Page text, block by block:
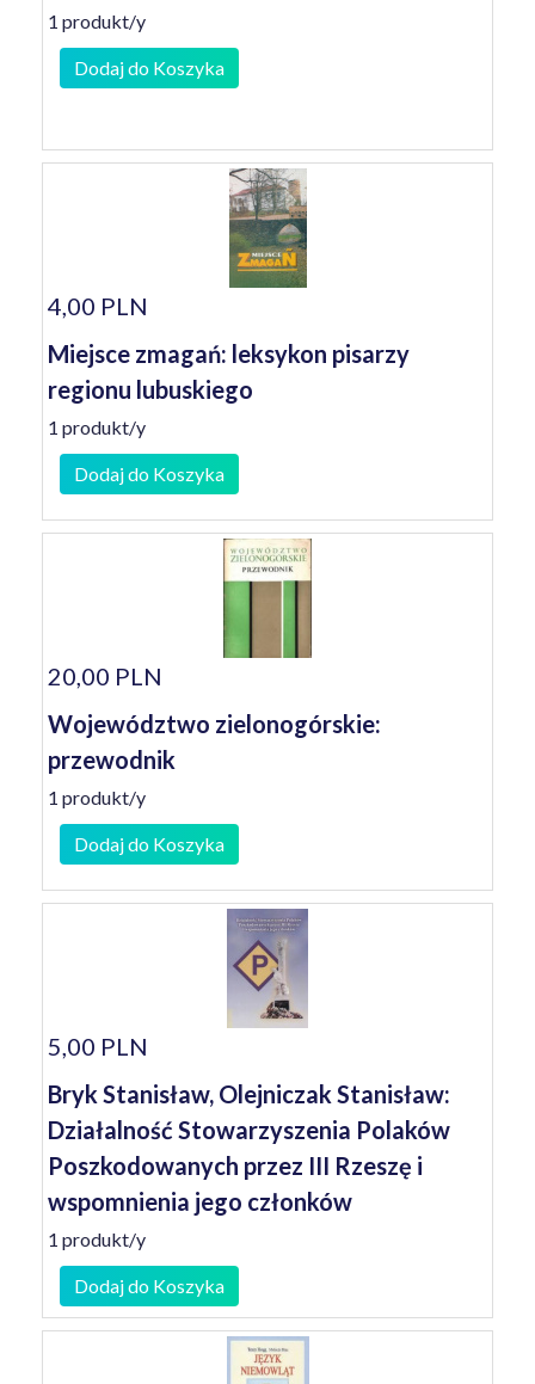
1 produkt/y
Dodaj do Koszyka
4,00 PLN
Miejsce zmagań: leksykon pisarzy
regionu lubuskiego
1 produkt/y
Dodaj do Koszyka
20,00 PLN
Województwo zielonogórskie:
przewodnik
1 produkt/y
Dodaj do Koszyka
5,00 PLN
Bryk Stanisław, Olejniczak Stanisław:
Działalność Stowarzyszenia Polaków
Poszkodowanych przez III Rzeszę i
wspomnienia jego członków
1 produkt/y
Dodaj do Koszyka